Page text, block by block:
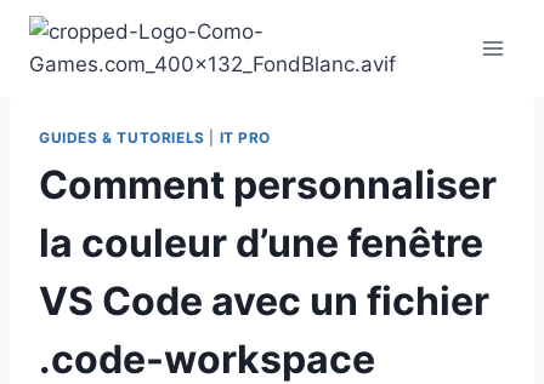
Aller
contenu
GUIDES & TUTORIELS IT PRO
Comment personnaliser
la couleur d’une fenêtre
VS Code avec un fichier
.code-workspace